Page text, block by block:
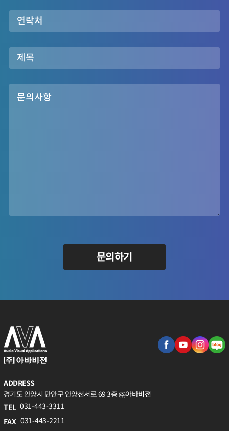
문의하기
ADDRESS
경기도 안양시 만안구 안양천서로 69 3층 ㈜아바비젼
TEL 031-443-3311
FAX 031-443-2211